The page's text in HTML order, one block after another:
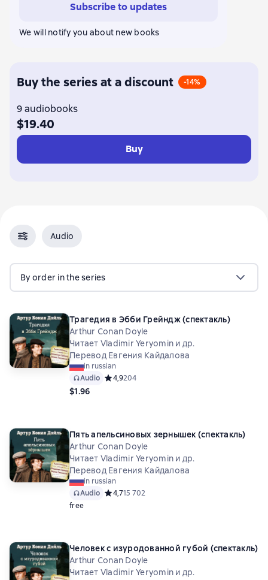
Subscribe to updates
We will notify you about new books
Buy the series at a discount -14%
9 audiobooks
$19.40
Buy
Audio
By order in the series
Трагедия в Эбби Грейндж (спектакль)
Arthur Conan Doyle
Читает Vladimir Yeryomin и др.
Перевод Евгения Кайдалова
in russian
Audio Средний рейтинг 4,9 на основе 204 оценок
4,9204
$1.96
Пять апельсиновых зернышек (спектакль)
Arthur Conan Doyle
Читает Vladimir Yeryomin и др.
Перевод Евгения Кайдалова
in russian
Audio Средний рейтинг 4,7 на основе 15702 оценок
4,715 702
free
Человек с изуродованной губой (спектакль)
Arthur Conan Doyle
Читает Vladimir Yeryomin и др.